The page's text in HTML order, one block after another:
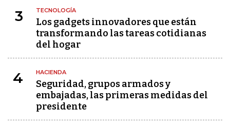
3 TECNOLOGÍA
Los gadgets innovadores que están
transformando las tareas cotidianas
del hogar
4 HACIENDA
Seguridad, grupos armados y
embajadas, las primeras medidas del
presidente